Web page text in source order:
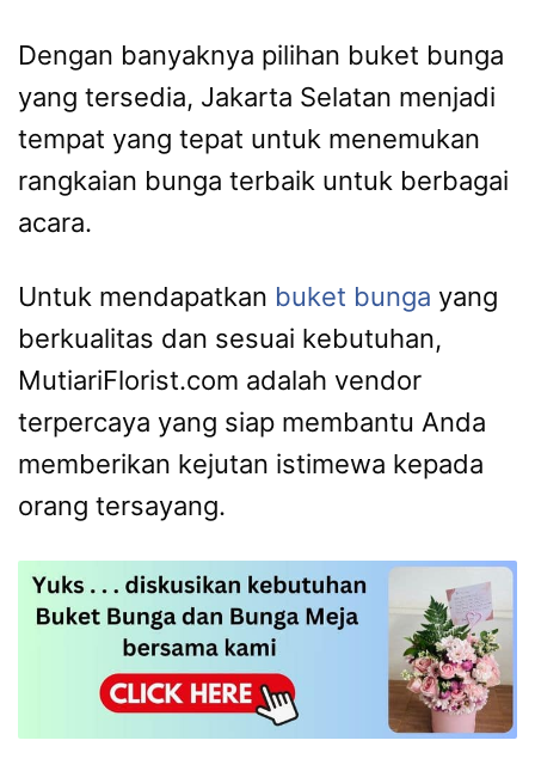
Dengan banyaknya pilihan buket bunga
yang tersedia, Jakarta Selatan menjadi
tempat yang tepat untuk menemukan
rangkaian bunga terbaik untuk berbagai
acara.
Untuk mendapatkan buket bunga yang
berkualitas dan sesuai kebutuhan,
MutiariFlorist.com adalah vendor
terpercaya yang siap membantu Anda
memberikan kejutan istimewa kepada
orang tersayang.